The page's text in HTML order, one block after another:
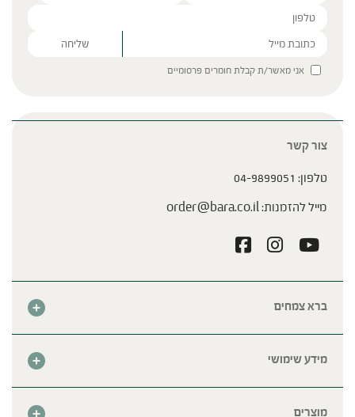
Please leave this field empty.
אני מאשר/ת קבלת חומרים פרסומיים
ברא צמחים
מרכזי ברא
מידע שימושי
מוצרים
צור קשר
טלפון: 04-9899051
מייל להזמנות:order@bara.co.il